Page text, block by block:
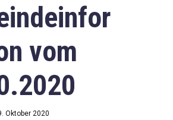
vom
Oktober 2020